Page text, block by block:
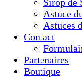
Sirop de
Astuce
Astuces
Contact
Partenaires
Boutique